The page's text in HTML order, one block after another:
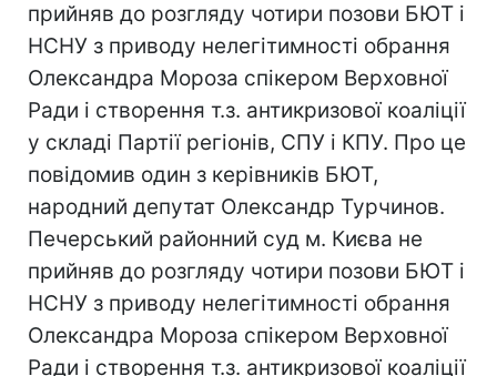
прийняв до розгляду чотири позови БЮТ і
НСНУ з приводу нелегітимності обрання
Олександра Мороза спікером Верховної
Ради і створення т.з. антикризової коаліції
у складі Партії регіонів, СПУ і КПУ. Про це
повідомив один з керівників БЮТ,
народний депутат Олександр Турчинов.
Печерський районний суд м. Києва не
прийняв до розгляду чотири позови БЮТ і
НСНУ з приводу нелегітимності обрання
Олександра Мороза спікером Верховної
Ради і створення т.з. антикризової коаліції